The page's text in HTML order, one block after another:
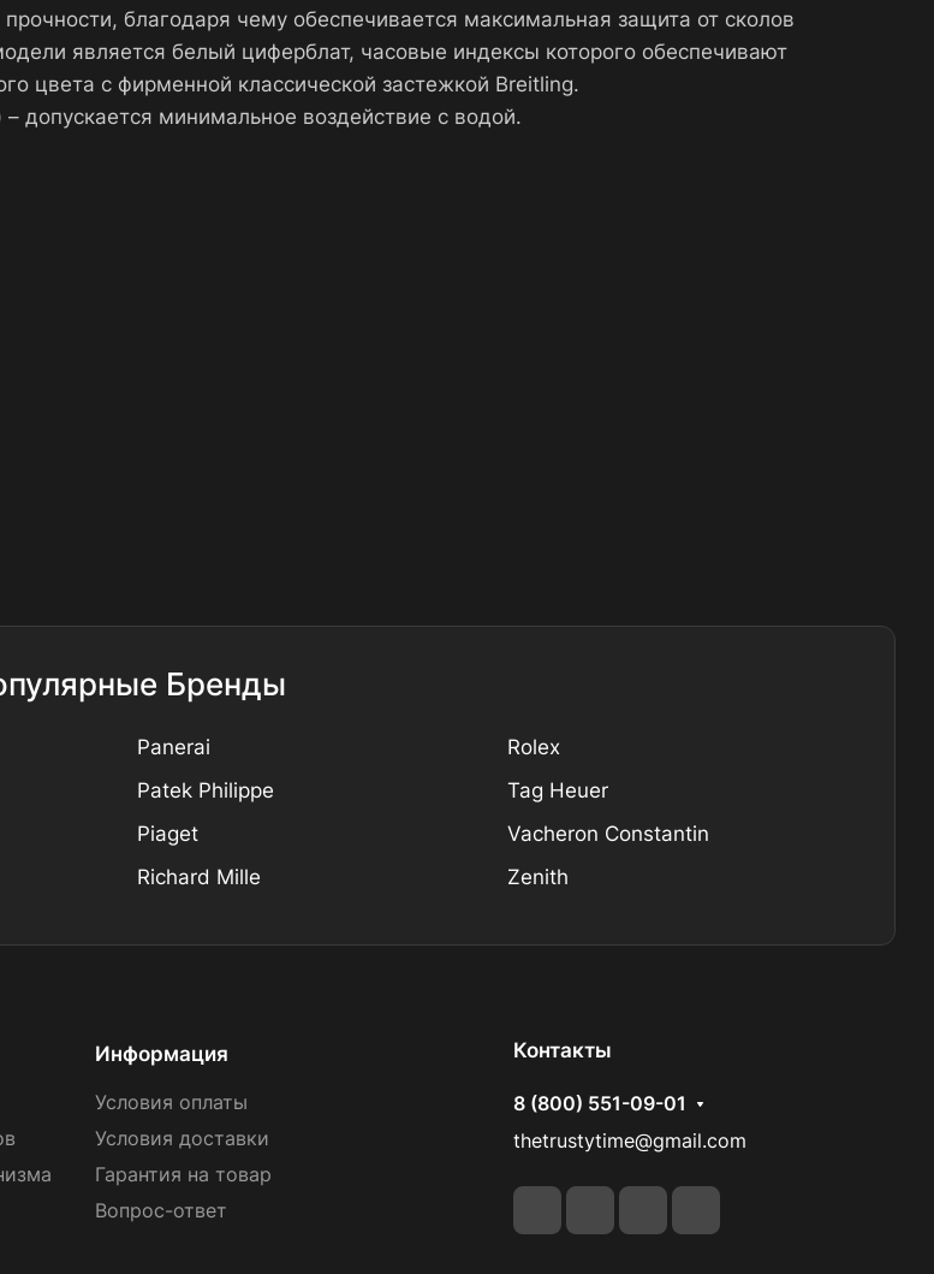
благодаря чему обеспечивается максимальная защита от сколов
является белый циферблат, часовые индексы которого обеспечивают
цвета с фирменной классической застежкой Breitling.
допускается минимальное воздействие с водой.
Бренды
Panerai
Patek Philippe
Piaget
Richard Mille
Rolex
Tag Heuer
Vacheron Constantin
Zenith
Информация
Условия оплаты
Условия доставки
Гарантия на товар
Вопрос-ответ
Контакты
8 (800) 551-09-01
thetrustytime@gmail.com